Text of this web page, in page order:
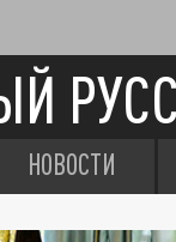
НОВОСТИ